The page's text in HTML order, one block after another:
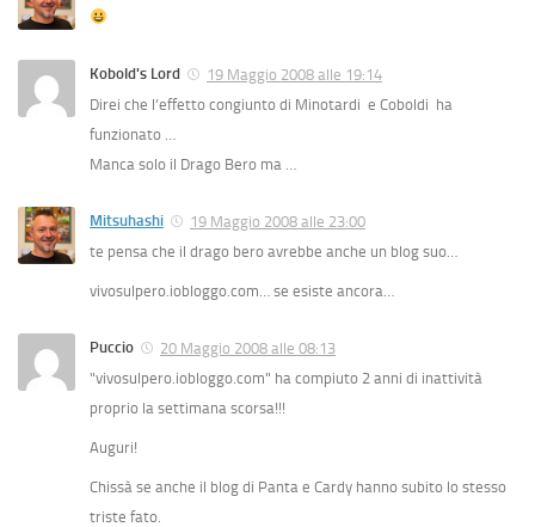
Kobold's Lord
19 Maggio 2008 alle 19:14
Direi che l’effetto congiunto di Minotardi e Coboldi ha
funzionato …
Manca solo il Drago Bero ma …
Mitsuhashi
19 Maggio 2008 alle 23:00
te pensa che il drago bero avrebbe anche un blog suo…
vivosulpero.iobloggo.com… se esiste ancora…
Puccio
20 Maggio 2008 alle 08:13
"vivosulpero.iobloggo.com" ha compiuto 2 anni di inattività
proprio la settimana scorsa!!!
Auguri!
Chissà se anche il blog di Panta e Cardy hanno subito lo stesso
triste fato.